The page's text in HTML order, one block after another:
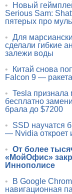
•
Новый
Serious Sam:
пятерых про
• Для
сделали гибкие
залежи воды
•
Китай снова
Falcon 9 — ракета
• Tesla
бесплатно
брала до $7200
•
SSD научатся
— Nvidia откроет
• От более
«МойОфис»
Иннополисе
•
В Google
навигационная